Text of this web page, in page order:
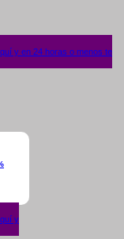
y en 24 horas o menos te
y